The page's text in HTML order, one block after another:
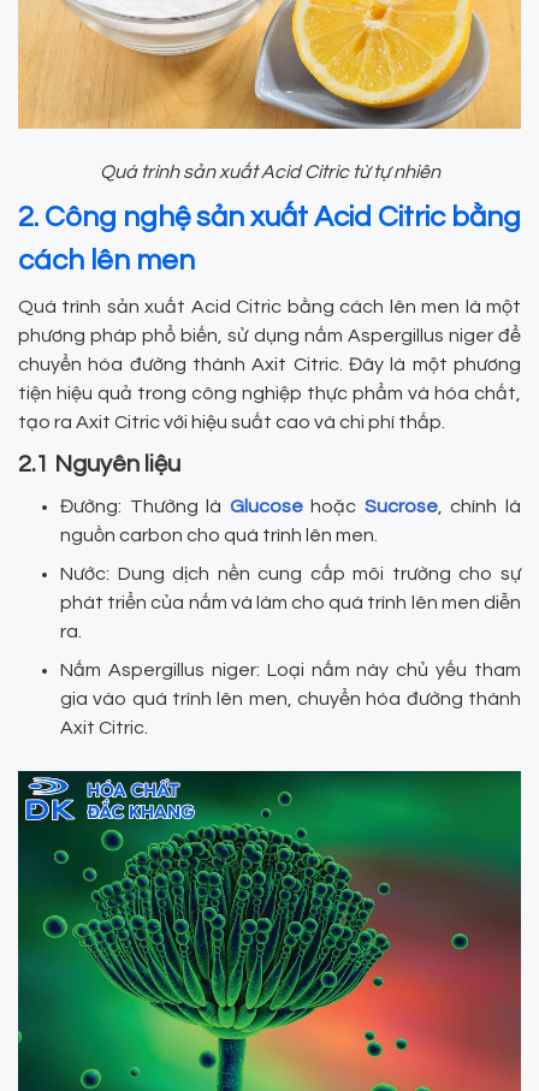
Quá trình sản xuất Acid Citric từ tự nhiên
2. Công nghệ sản xuất Acid Citric bằng
cách lên men
Quá trình sản xuất Acid Citric bằng cách lên men là một
phương pháp phổ biến, sử dụng nấm Aspergillus niger để
chuyển hóa đường thành Axit Citric. Đây là một phương
tiện hiệu quả trong công nghiệp thực phẩm và hóa chất,
tạo ra Axit Citric với hiệu suất cao và chi phí thấp.
2.1 Nguyên liệu
Đường: Thường là Glucosehoặc Sucrose, chính là
nguồn carbon cho quá trình lên men.
Nước: Dung dịch nền cung cấp môi trường cho sự
phát triển của nấm và làm cho quá trình lên men diễn
ra.
Nấm Aspergillus niger: Loại nấm này chủ yếu tham
gia vào quá trình lên men, chuyển hóa đường thành
Axit Citric.